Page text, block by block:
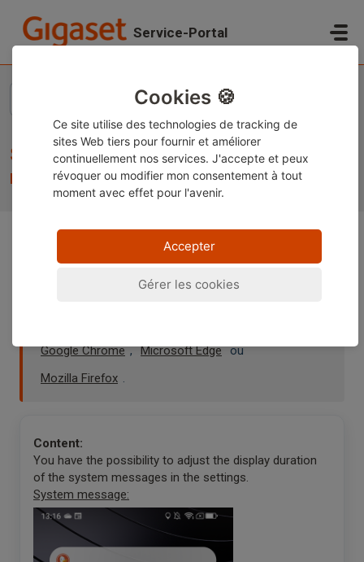
Service-Portal
Setting the display duration of system
messages - System messages
Ce contenu est actuellement disponible
utiliser la fonction de traduction intégrée de votre
Google Chrome , Microsoft Edge ou
Mozilla Firefox .
Content:
You have the possibility to adjust the display duration
of the system messages in the settings.
System message:
Cookies 🍪
Ce site utilise des technologies de tracking de
sites Web tiers pour fournir et améliorer
continuellement nos services. J'accepte et peux
révoquer ou modifier mon consentement à tout
moment avec effet pour l'avenir.
Accepter
Gérer les cookies